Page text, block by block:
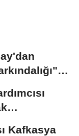
Kafkasya